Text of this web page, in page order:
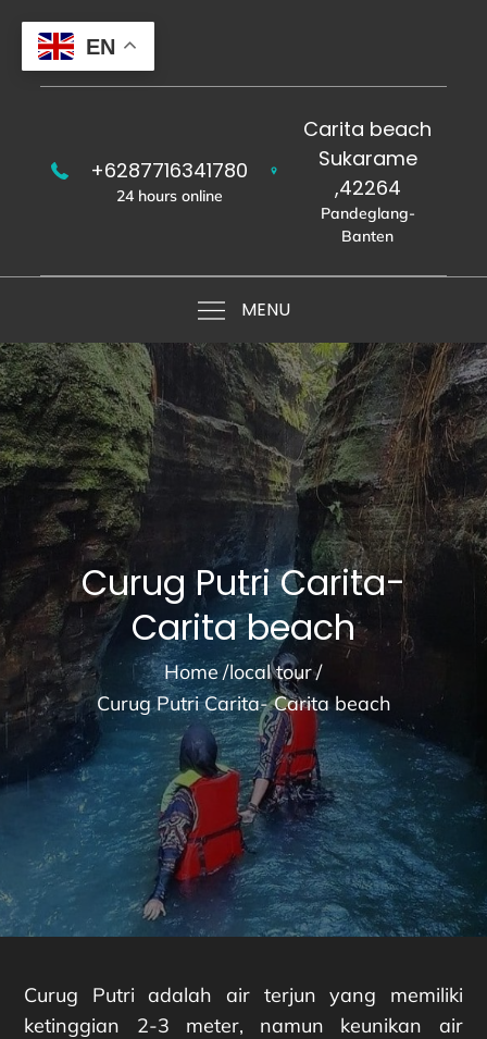
content
+6287716341780
24 hours online
Carita beach
Sukarame
,42264
Pandeglang-
Banten
MENU
Curug Putri Carita-
Carita beach
Home local tour
Curug Putri Carita- Carita beach
Curug Putri adalah air terjun yang memiliki
ketinggian 2-3 meter, namun keunikan air
EN